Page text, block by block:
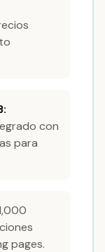
con
para
pages.